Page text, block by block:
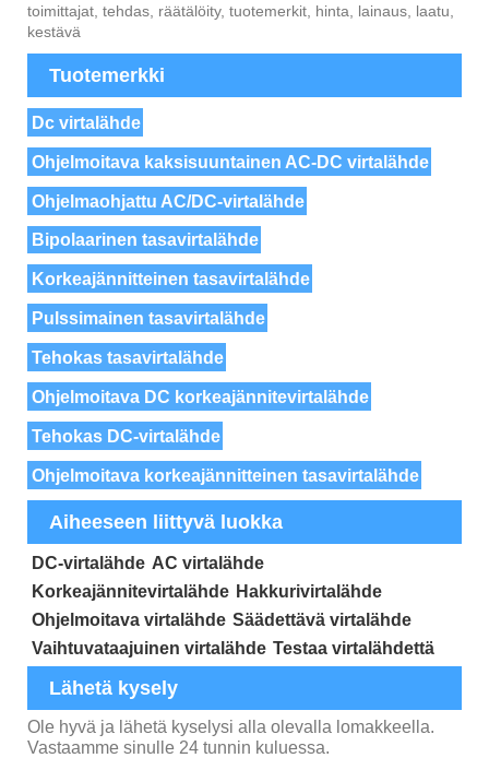
toimittajat, tehdas, räätälöity, tuotemerkit, hinta, lainaus, laatu,
kestävä
Tuotemerkki
Dc virtalähde
Ohjelmoitava kaksisuuntainen AC-DC virtalähde
Ohjelmaohjattu AC/DC-virtalähde
Bipolaarinen tasavirtalähde
Korkeajännitteinen tasavirtalähde
Pulssimainen tasavirtalähde
Tehokas tasavirtalähde
Ohjelmoitava DC korkeajännitevirtalähde
Tehokas DC-virtalähde
Ohjelmoitava korkeajännitteinen tasavirtalähde
Aiheeseen liittyvä luokka
DC-virtalähde AC virtalähde
Korkeajännitevirtalähde Hakkurivirtalähde
Ohjelmoitava virtalähde Säädettävä virtalähde
Vaihtuvataajuinen virtalähde Testaa virtalähdettä
Lähetä kysely
Ole hyvä ja lähetä kyselysi alla olevalla lomakkeella.
Vastaamme sinulle 24 tunnin kuluessa.